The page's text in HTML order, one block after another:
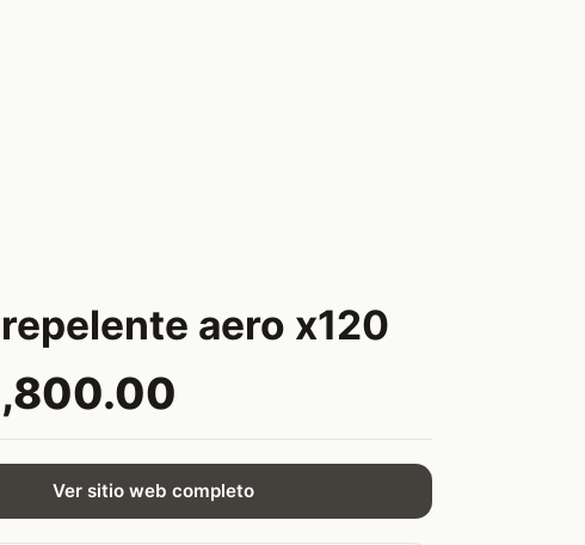
aero x120
Ver sitio web completo